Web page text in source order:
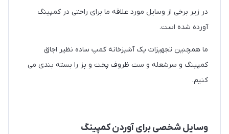
در زیر برخی از وسایل مورد علاقه ما برای راحتی در کمپینگ
آورده شده است.
ما همچنین تجهیزات یک آشپزخانه کمپ ساده نظیر اجاق
کمپینگ و سرشعله و ست ظروف پخت و پز را بسته بندی می
کنیم.
وسایل شخصی برای آوردن کمپینگ